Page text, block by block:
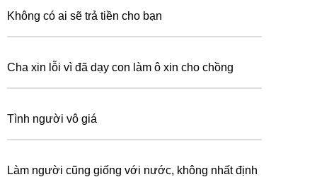
Không có ai sẽ trả tiền cho bạn
Cha xin lỗi vì đã dạy con làm ô xin cho chồng
Tình người vô giá
Làm người cũng giống với nước, không nhất định